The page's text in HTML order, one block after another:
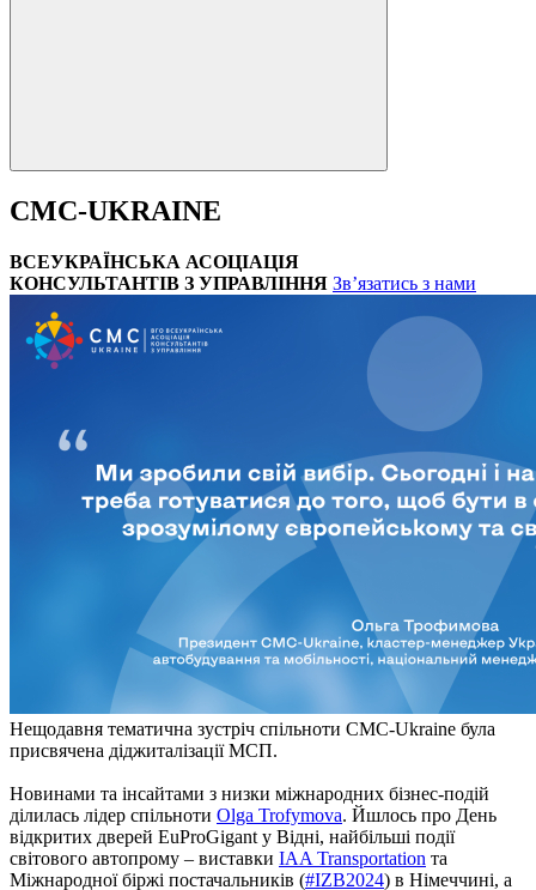
CMC-UKRAINE
ВСЕУКРАЇНСЬКА АСОЦІАЦІЯ
КОНСУЛЬТАНТІВ З УПРАВЛІННЯ Зв’язатись з нами
Нещодавня тематична зустріч спільноти CMC-Ukraine була
присвячена діджиталізації МСП.
Новинами та інсайтами з низки міжнародних бізнес-подій
ділилась лідер спільноти Olga Trofymova. Йшлось про День
відкритих дверей EuProGigant у Відні, найбільші події
світового автопрому – виставки IAA Transportation та
Міжнародної біржі постачальників (#IZB2024) в Німеччині, а